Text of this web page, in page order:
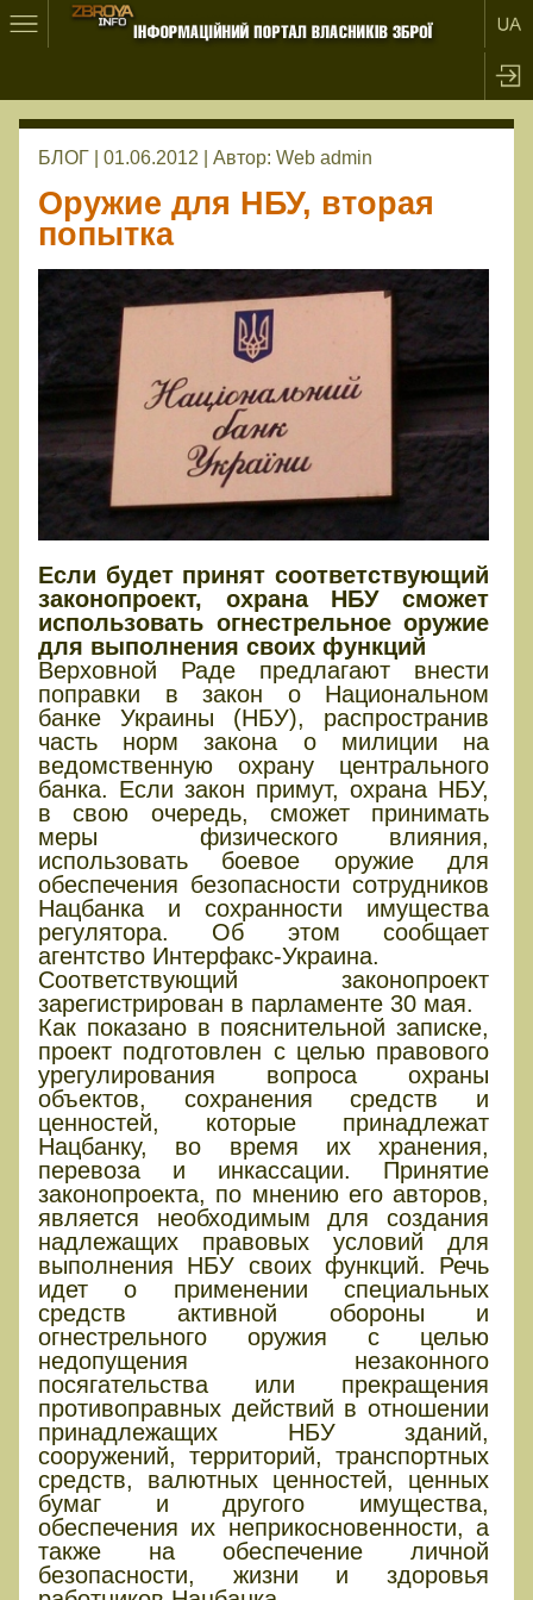
БЛОГ | 01.06.2012 | Автор: Web admin
Оружие для НБУ, вторая
попытка
Если будет принят соответствующий
законопроект, охрана НБУ сможет
использовать огнестрельное оружие
для выполнения своих функций
Верховной Раде предлагают внести
поправки в закон о Национальном
банке Украины (НБУ), распространив
часть норм закона о милиции на
ведомственную охрану центрального
банка. Если закон примут, охрана НБУ,
в свою очередь, сможет принимать
меры физического влияния,
использовать боевое оружие для
обеспечения безопасности сотрудников
Нацбанка и сохранности имущества
регулятора. Об этом сообщает
агентство Интерфакс-Украина.
Соответствующий законопроект
зарегистрирован в парламенте 30 мая.
Как показано в пояснительной записке,
проект подготовлен с целью правового
урегулирования вопроса охраны
объектов, сохранения средств и
ценностей, которые принадлежат
Нацбанку, во время их хранения,
перевоза и инкассации. Принятие
законопроекта, по мнению его авторов,
является необходимым для создания
надлежащих правовых условий для
выполнения НБУ своих функций. Речь
идет о применении специальных
средств активной обороны и
огнестрельного оружия с целью
недопущения незаконного
посягательства или прекращения
противоправных действий в отношении
принадлежащих НБУ зданий,
сооружений, территорий, транспортных
средств, валютных ценностей, ценных
бумаг и другого имущества,
обеспечения их неприкосновенности, а
также на обеспечение личной
безопасности, жизни и здоровья